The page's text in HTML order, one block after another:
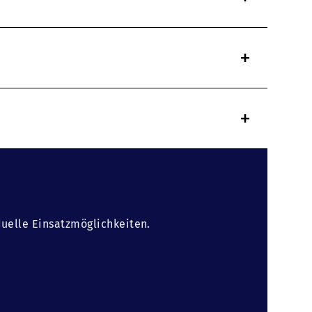
+
+
Einsatzmöglichkeiten.